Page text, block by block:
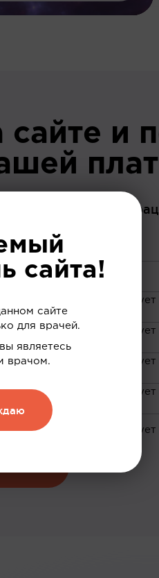
сайте и
До
сайта!
сайте
для врачей.
являетесь
врачом.